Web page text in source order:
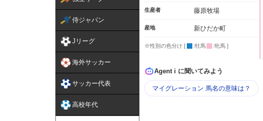
侍ジャパン
Jリーグ
海外サッカー
サッカー代表
高校年代
生産者 藤原牧場
産地 新ひだか町
※性別の色分け [ :牡馬 :牝馬 ]
Agent i に聞いてみよう
マイグレーション 馬名の意味は？